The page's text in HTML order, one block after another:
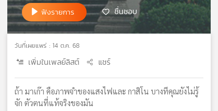
แผนที่
เครือ
ข่าย
ฟังรายการ ชื่นชอบ
วันที่เผยแพร่ : 14 ต.ค. 68
เพิ่มในเพลย์ลิสต์ แชร์
ถ้า มาเก๊า คือภาพจำของแสงไฟและ กาสิโน บางทีคุณยังไม่รู้
จัก ตัวตนที่แท้จริงของมัน